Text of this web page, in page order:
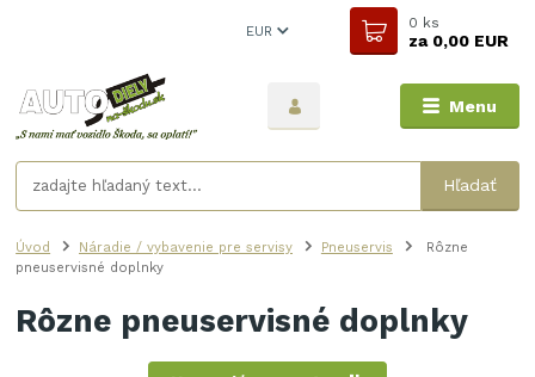
Menu
EUR
Hľadať
0 ks
za0,00 EUR
Úvod Náradie / vybavenie pre servisy Pneuservis
Rôzne
pneuservisné doplnky
Rôzne pneuservisné doplnky